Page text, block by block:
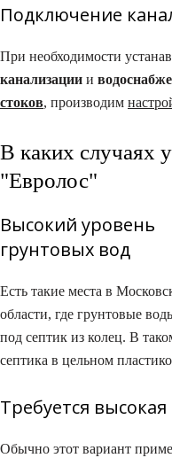
Подключение
При необходимости
канализации и
стоков, производим
В каких случаях
"Евролос"
Высокий уровень
грунтовых вод
Есть такие места в
области, где грунтовые
под септик из колец. В
септика в цельном
Требуется
Обычно этот вариант